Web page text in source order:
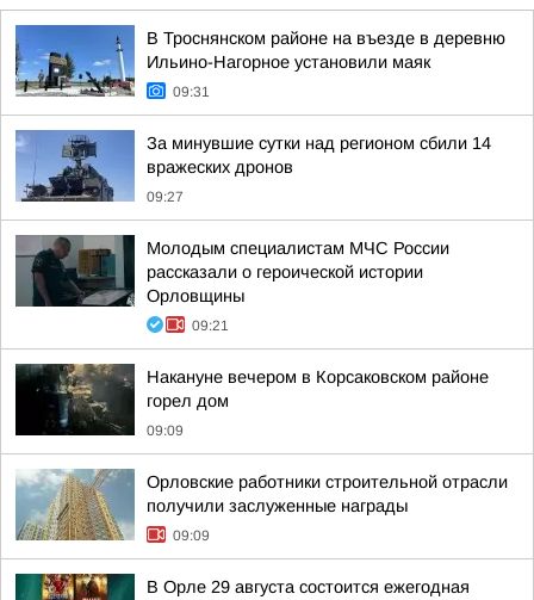
В Троснянском районе на въезде в деревню
Ильино-Нагорное установили маяк
09:31
За минувшие сутки над регионом сбили 14
вражеских дронов
09:27
Молодым специалистам МЧС России
рассказали о героической истории
Орловщины
09:21
Накануне вечером в Корсаковском районе
горел дом
09:09
Орловские работники строительной отрасли
получили заслуженные награды
09:09
В Орле 29 августа состоится ежегодная